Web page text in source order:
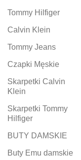
Tommy Hilfiger
Calvin Klein
Tommy Jeans
Czapki Męskie
Skarpetki Calvin
Klein
Skarpetki Tommy
Hilfiger
BUTY DAMSKIE
Buty Emu damskie